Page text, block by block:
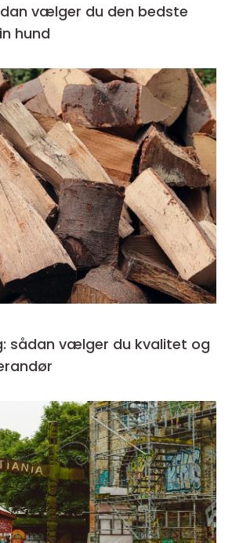
vælger du den bedste
hund
sådan vælger du kvalitet og